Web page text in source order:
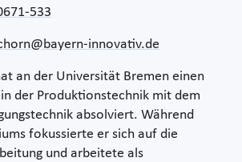
533
innovativ.de
an der Universität Bremen einen
der Produktionstechnik mit dem
absolviert. Während
fokussierte er sich auf die
und arbeitete als